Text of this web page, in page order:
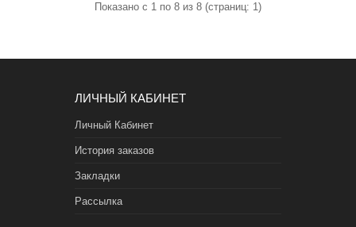
Показано с 1 по 8 из 8 (страниц: 1)
ЛИЧНЫЙ КАБИНЕТ
Личный Кабинет
История заказов
Закладки
Рассылка